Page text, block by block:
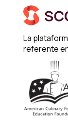
La
referente